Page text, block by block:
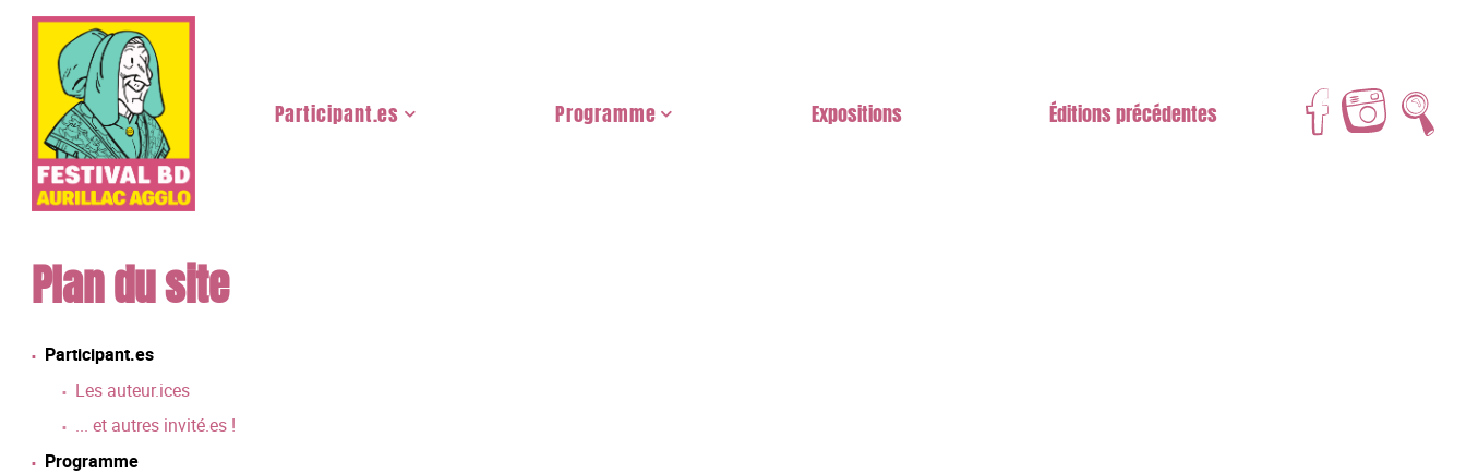
Participant.es Programme Expositions Éditions précédentes
Plan du site
Participant.es
Les auteur.ices
... et autres invité.es !
Programme